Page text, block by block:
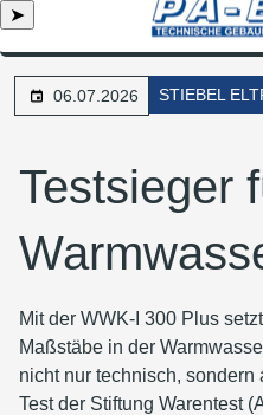
➤
06.07.2026 STIEBEL
Testsieger
Mit der WWK-I 300 Plus
Maßstäbe in der
nicht nur technisch,
Test der Stiftung Warentest